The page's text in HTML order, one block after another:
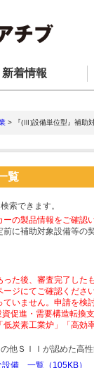
新着情報
> 『(Ⅲ)設備単位型』補助
覧
索できます。
の製品情報をご確認
に補助対象設備等の
た後、審査完了した
ージにてご確認くださ
いません。申請を検
促進・需要構造転換
炭素工業炉」「高
他ＳＩＩが認めた高
設備 一覧（105KB）